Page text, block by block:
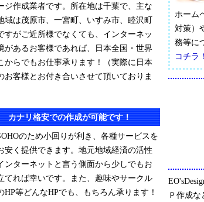
ジ作成業者です。所在地は千葉で、主な
域は茂原市、一宮町、いすみ市、睦沢町
すがご近所様でなくても、インターネッ
があるお客様であれば、日本全国・世界
からでもお仕事承ります！（実際に日本
お客様とお付き合いさせて頂いておりま
カナリ格安での作成が可能です！
のため小回りが利き、各種サービスを
安く提供できます。地元地域経済の活性
ンターネットと言う側面から少しでもお
てれば幸いです。また、趣味やサークル
HP等どんなHPでも、もちろん承ります！
ホーム
対策）
務等に
コチラ！
Ｐ作成な